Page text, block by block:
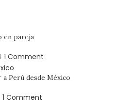
en pareja
1 Comment
a Perú desde México
1 Comment